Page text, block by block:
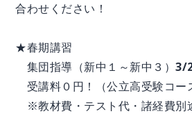
合わせください！
★春期講習
集団指導（新中１～新中３）3/
受講料０円！（公立高受験コー
※教材費・テスト代・諸経費